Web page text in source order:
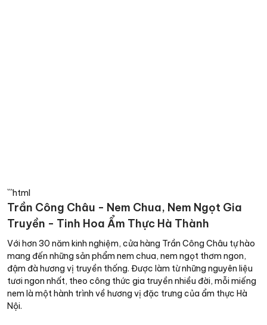
```html
Trần Công Châu - Nem Chua, Nem Ngọt Gia
Truyền - Tinh Hoa Ẩm Thực Hà Thành
Với hơn 30 năm kinh nghiệm, cửa hàng Trần Công Châu tự hào
mang đến những sản phẩm nem chua, nem ngọt thơm ngon,
đậm đà hương vị truyền thống. Được làm từ những nguyên liệu
tươi ngon nhất, theo công thức gia truyền nhiều đời, mỗi miếng
nem là một hành trình về hương vị đặc trưng của ẩm thực Hà
Nội.